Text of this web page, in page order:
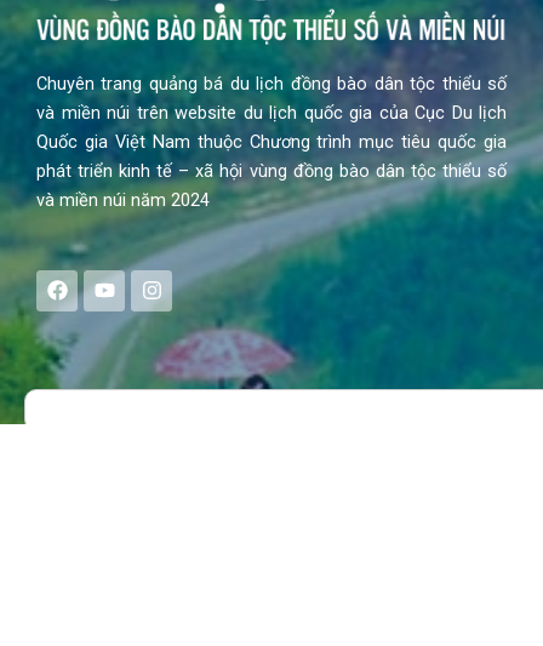
Chuyên trang quảng bá du lịch đồng bào dân tộc thiểu số
và miền núi trên website du lịch quốc gia của Cục Du lịch
Quốc gia Việt Nam thuộc Chương trình mục tiêu quốc gia
phát triển kinh tế – xã hội vùng đồng bào dân tộc thiểu số
và miền núi năm 2024
F
a
c
e
b
o
Y
o
u
t
u
b
I
n
s
a
g
Search